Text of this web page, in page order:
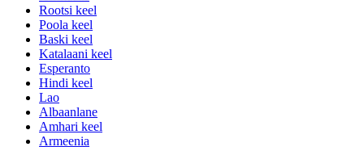
Rootsi keel
Poola keel
Baski keel
Katalaani keel
Esperanto
Hindi keel
Lao
Albaanlane
Amhari keel
Armeenia